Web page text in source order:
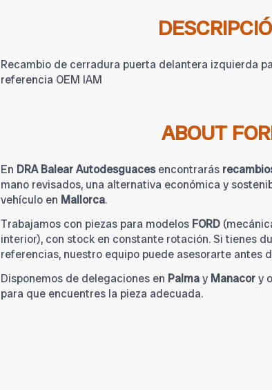
Recambio de cerradura puerta delantera izquierda
referencia OEM IAM
ABOUT
En DRA Balear Autodesguacesencontrarás
mano revisados, una alternativa económica y
vehículo en Mallorca.
Trabajamos con piezas para modelos FORD
interior), con stock en constante rotación. Si tienes
referencias, nuestro equipo puede asesorarte antes
Disponemos de delegaciones en Palmay Manacory
para que encuentres la pieza adecuada.